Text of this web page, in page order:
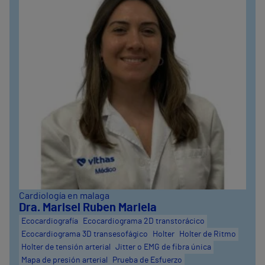
Cardiología en malaga
Dra. Marisel Ruben Mariela
Ecocardiografía
Ecocardiograma 2D transtorácico
Ecocardiograma 3D transesofágico
Holter
Holter de Ritmo
Holter de tensión arterial
Jitter o EMG de fibra única
Mapa de presión arterial
Prueba de Esfuerzo